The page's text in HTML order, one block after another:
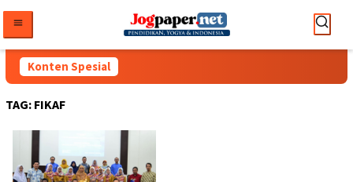
konten
Konten Spesial
TAG: FIKAF